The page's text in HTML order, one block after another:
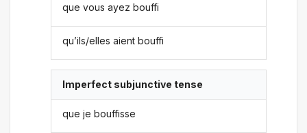
que vous ayez bouffi
qu’ils/elles aient bouffi
Imperfect subjunctive tense
que je bouffisse